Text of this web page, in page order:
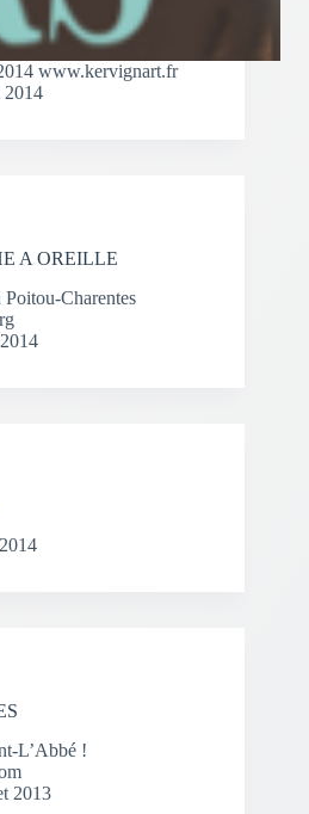
www.kervignart.fr
2014
A OREILLE
Charentes
L’Abbé !
2013